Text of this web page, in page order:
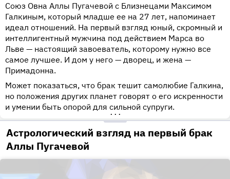
Союз Овна Аллы Пугачевой с Близнецами Максимом
Галкиным, который младше ее на 27 лет, напоминает
идеал отношений. На первый взгляд юный, скромный и
интеллигентный мужчина под действием Марса во
Льве — настоящий завоеватель, которому нужно все
самое лучшее. И дом у него — дворец, и жена —
Примадонна.
Может показаться, что брак тешит самолюбие Галкина,
но положения других планет говорят о его искренности
и умении быть опорой для сильной супруги.
•••
Астрологический взгляд на первый брак
Аллы Пугачевой